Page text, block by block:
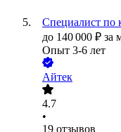
Специалист по
до 140 000 ₽ за
Опыт 3-6 лет
Айтек
4.7
•
19 отзывов